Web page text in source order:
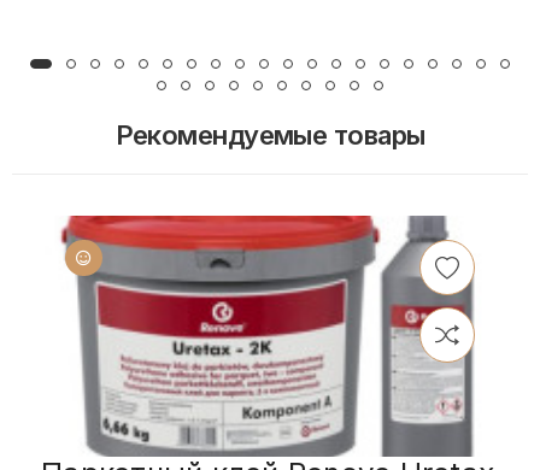
Рекомендуемые товары